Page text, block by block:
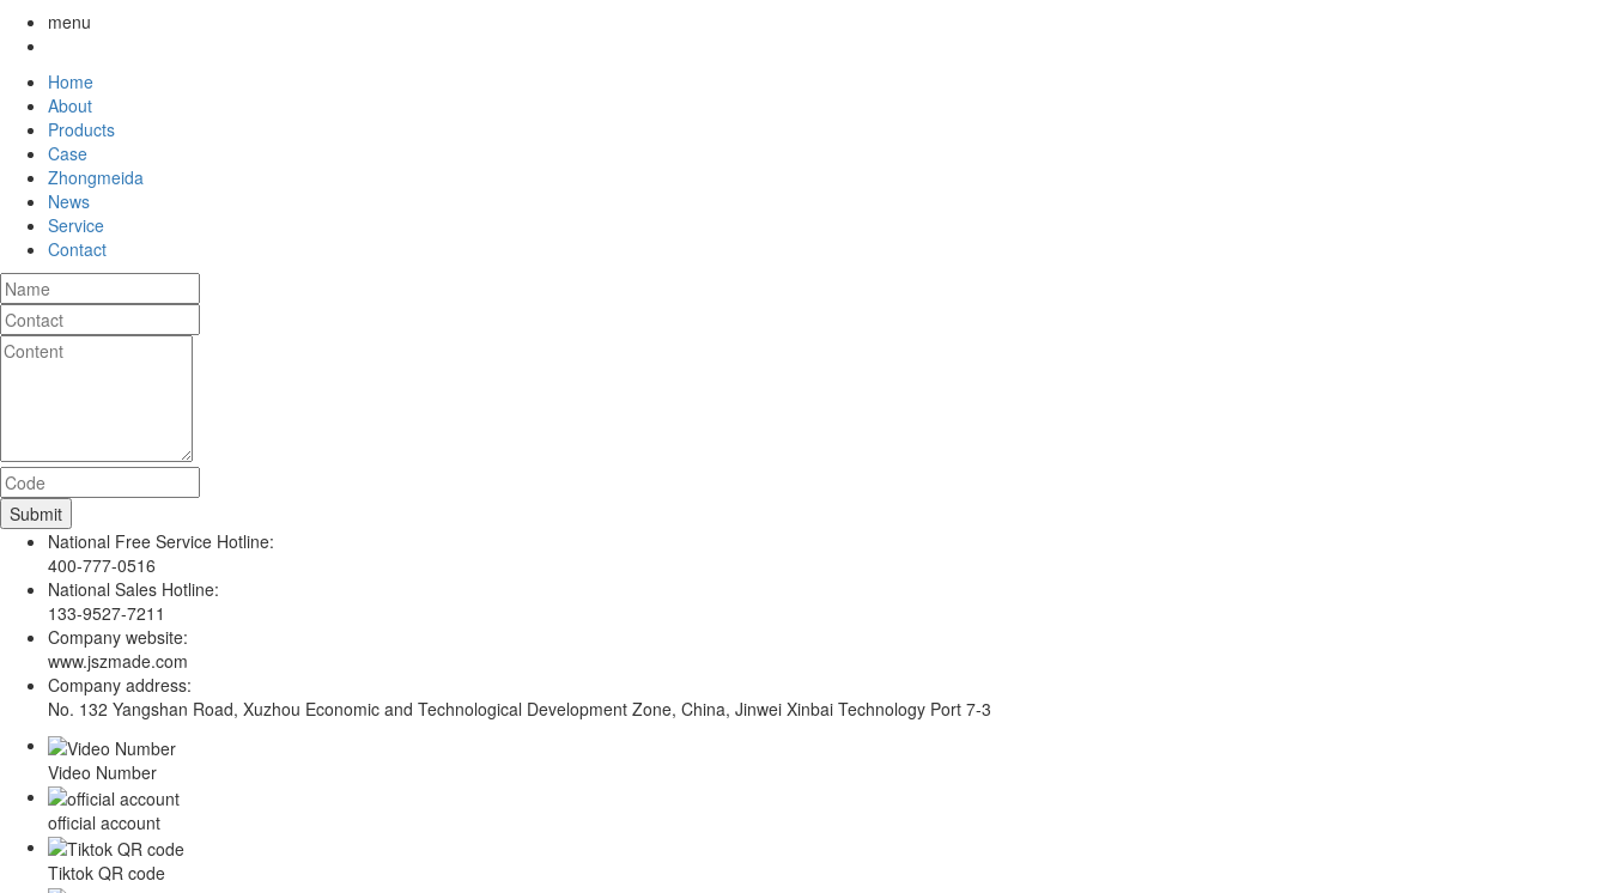
menu
Home
About
Products
Case
Zhongmeida
News
Service
Contact
National Free Service Hotline:
400-777-0516
National Sales Hotline:
133-9527-7211
Company website:
www.jszmade.com
Company address:
No. 132 Yangshan Road, Xuzhou Economic and Technological Development Zone, China, Jinwei Xinbai Technology Port 7-3
Video Number
official account
Tiktok QR code